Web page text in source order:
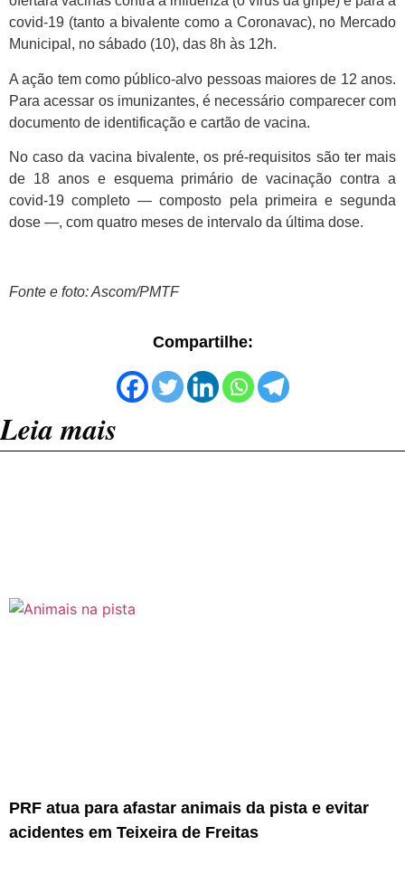
covid-19 (tanto a bivalente como a Coronavac), no Mercado
Municipal, no sábado (10), das 8h às 12h.
A ação tem como público-alvo pessoas maiores de 12 anos.
Para acessar os imunizantes, é necessário comparecer com
documento de identificação e cartão de vacina.
No caso da vacina bivalente, os pré-requisitos são ter mais
de 18 anos e esquema primário de vacinação contra a
covid-19 completo — composto pela primeira e segunda
dose —, com quatro meses de intervalo da última dose.
Fonte e foto: Ascom/PMTF
Compartilhe:
Leia mais
PRF atua para afastar animais da pista e evitar
acidentes em Teixeira de Freitas